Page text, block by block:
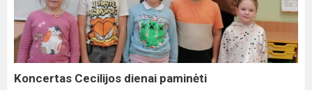
paminėti
Koncertas Cecilijos dienai paminėti